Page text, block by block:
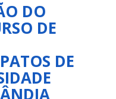
DO
DE
DE